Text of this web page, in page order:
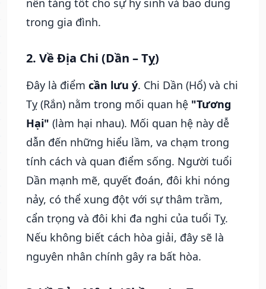
nền tảng tốt cho sự hy sinh và bao dung
trong gia đình.
2. Về Địa Chi (Dần – Tỵ)
Đây là điểm cần lưu ý. Chi Dần (Hổ) và chi
Tỵ (Rắn) nằm trong mối quan hệ "Tương
Hại" (làm hại nhau). Mối quan hệ này dễ
dẫn đến những hiểu lầm, va chạm trong
tính cách và quan điểm sống. Người tuổi
Dần mạnh mẽ, quyết đoán, đôi khi nóng
nảy, có thể xung đột với sự thâm trầm,
cẩn trọng và đôi khi đa nghi của tuổi Tỵ.
Nếu không biết cách hòa giải, đây sẽ là
nguyên nhân chính gây ra bất hòa.